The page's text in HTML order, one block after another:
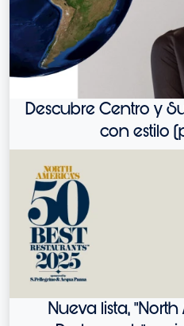
Descubre Centro y
con estilo
Nueva lista,